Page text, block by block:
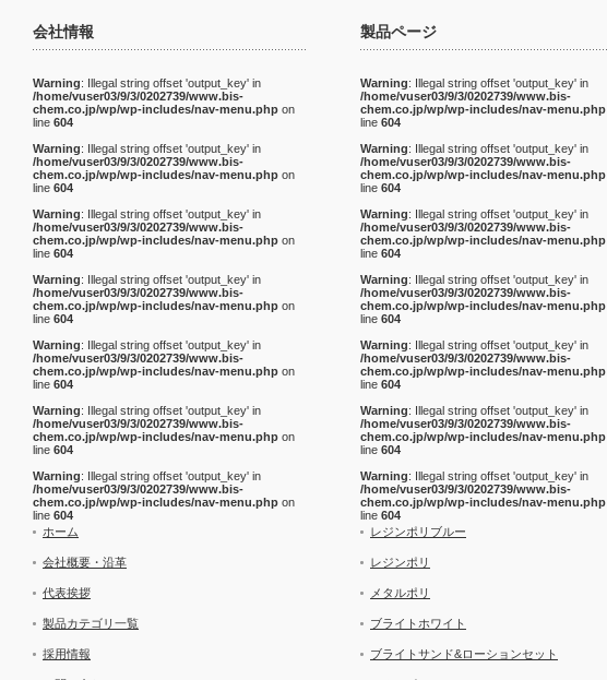
会社情報
Warning: Illegal string offset 'output_key' in
/home/vuser03/9/3/0202739/www.bis-
chem.co.jp/wp/wp-includes/nav-menu.php on
line 604
Warning: Illegal string offset 'output_key' in
/home/vuser03/9/3/0202739/www.bis-
chem.co.jp/wp/wp-includes/nav-menu.php on
line 604
Warning: Illegal string offset 'output_key' in
/home/vuser03/9/3/0202739/www.bis-
chem.co.jp/wp/wp-includes/nav-menu.php on
line 604
Warning: Illegal string offset 'output_key' in
/home/vuser03/9/3/0202739/www.bis-
chem.co.jp/wp/wp-includes/nav-menu.php on
line 604
Warning: Illegal string offset 'output_key' in
/home/vuser03/9/3/0202739/www.bis-
chem.co.jp/wp/wp-includes/nav-menu.php on
line 604
Warning: Illegal string offset 'output_key' in
/home/vuser03/9/3/0202739/www.bis-
chem.co.jp/wp/wp-includes/nav-menu.php on
line 604
Warning: Illegal string offset 'output_key' in
/home/vuser03/9/3/0202739/www.bis-
chem.co.jp/wp/wp-includes/nav-menu.php on
line 604
ホーム
会社概要・沿革
代表挨拶
製品カテゴリ一覧
採用情報
製品ページ
Warning: Illegal string offset 'output_key' in
/home/vuser03/9/3/0202739/www.bis-
chem.co.jp/wp/wp-includes/nav-menu.php
line 604
Warning: Illegal string offset 'output_key' in
/home/vuser03/9/3/0202739/www.bis-
chem.co.jp/wp/wp-includes/nav-menu.php
line 604
Warning: Illegal string offset 'output_key' in
/home/vuser03/9/3/0202739/www.bis-
chem.co.jp/wp/wp-includes/nav-menu.php
line 604
Warning: Illegal string offset 'output_key' in
/home/vuser03/9/3/0202739/www.bis-
chem.co.jp/wp/wp-includes/nav-menu.php
line 604
Warning: Illegal string offset 'output_key' in
/home/vuser03/9/3/0202739/www.bis-
chem.co.jp/wp/wp-includes/nav-menu.php
line 604
Warning: Illegal string offset 'output_key' in
/home/vuser03/9/3/0202739/www.bis-
chem.co.jp/wp/wp-includes/nav-menu.php
line 604
Warning: Illegal string offset 'output_key' in
/home/vuser03/9/3/0202739/www.bis-
chem.co.jp/wp/wp-includes/nav-menu.php
line 604
レジンポリブルー
レジンポリ
メタルポリ
ブライトホワイト
ブライトサンド&ローションセット